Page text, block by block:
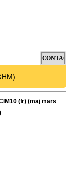
(fr) (maj mars